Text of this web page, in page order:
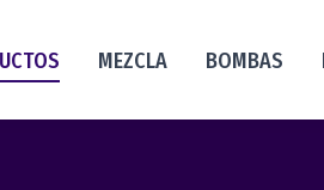
MEZCLA BOMBAS